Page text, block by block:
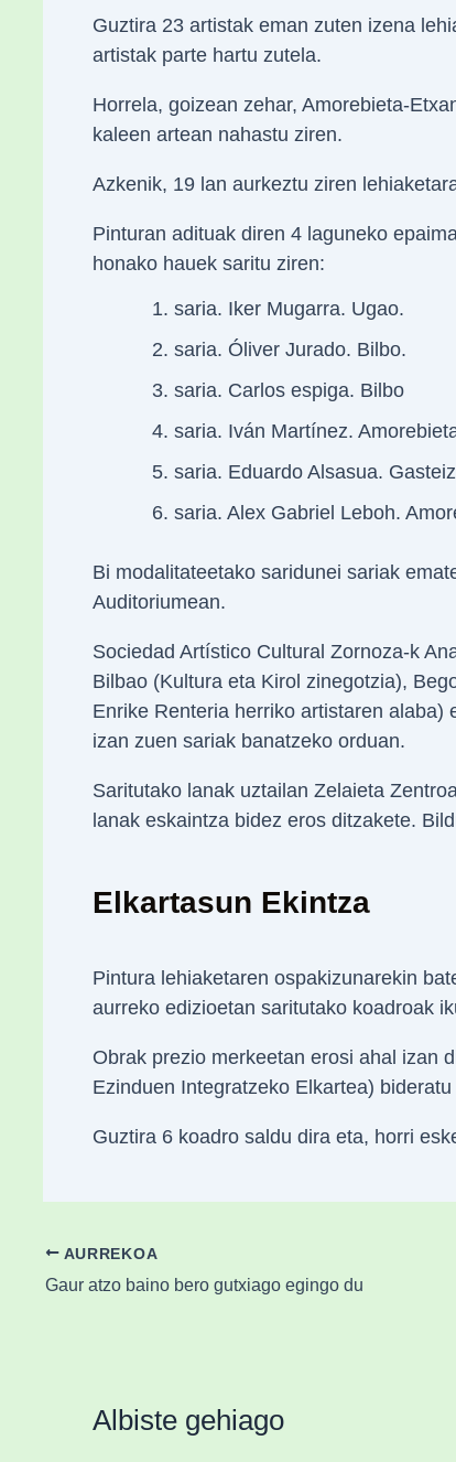
Guztira 23 artistak eman zuten izena
artistak parte hartu zutela.
Horrela, goizean zehar, Amorebieta-
kaleen artean nahastu ziren.
Azkenik, 19 lan aurkeztu ziren
Pinturan adituak diren 4 laguneko
honako hauek saritu ziren:
saria. Iker Mugarra. Ugao.
saria. Óliver Jurado. Bilbo.
saria. Carlos espiga. Bilbo
saria. Iván Martínez.
saria. Eduardo Alsasua. Gasteiz
saria. Alex Gabriel Leboh.
Bi modalitateetako saridunei sariak
Auditoriumean.
Sociedad Artístico Cultural Zornoza-k
Bilbao (Kultura eta Kirol zinegotzia),
Enrike Renteria herriko artistaren
izan zuen sariak banatzeko orduan.
Saritutako lanak uztailan Zelaieta
lanak eskaintza bidez eros ditzakete.
Elkartasun Ekintza
Pintura lehiaketaren ospakizunarekin
aurreko edizioetan saritutako koadroak
Obrak prezio merkeetan erosi ahal izan
Ezinduen Integratzeko Elkartea) bideratu
Guztira 6 koadro saldu dira eta, horri
AURREKOA
Gaur atzo baino bero gutxiago egingo du
Albiste gehiago